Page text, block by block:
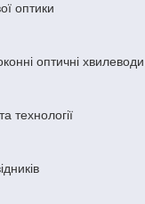
оптики
оптичні хвилеводи
технології